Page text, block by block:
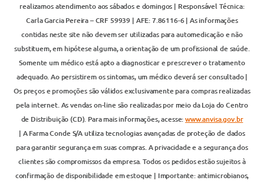
realizamos atendimento aos sábados e domingos | Responsável Técnica:
Carla Garcia Pereira – CRF 59939 | AFE: 7.86116-6 | As informações
contidas neste site não devem ser utilizadas para automedicação e não
substituem, em hipótese alguma, a orientação de um profissional de saúde.
Somente um médico está apto a diagnosticar e prescrever o tratamento
adequado. Ao persistirem os sintomas, um médico deverá ser consultado |
Os preços e promoções são válidos exclusivamente para compras realizadas
pela internet. As vendas on-line são realizadas por meio da Loja do Centro
de Distribuição (CD). Para mais informações, acesse:www.anvisa.gov.br
| A Farma Conde S/A utiliza tecnologias avançadas de proteção de dados
para garantir segurança em suas compras. A privacidade e a segurança dos
clientes são compromissos da empresa. Todos os pedidos estão sujeitos à
confirmação de disponibilidade em estoque | Importante: antimicrobianos,